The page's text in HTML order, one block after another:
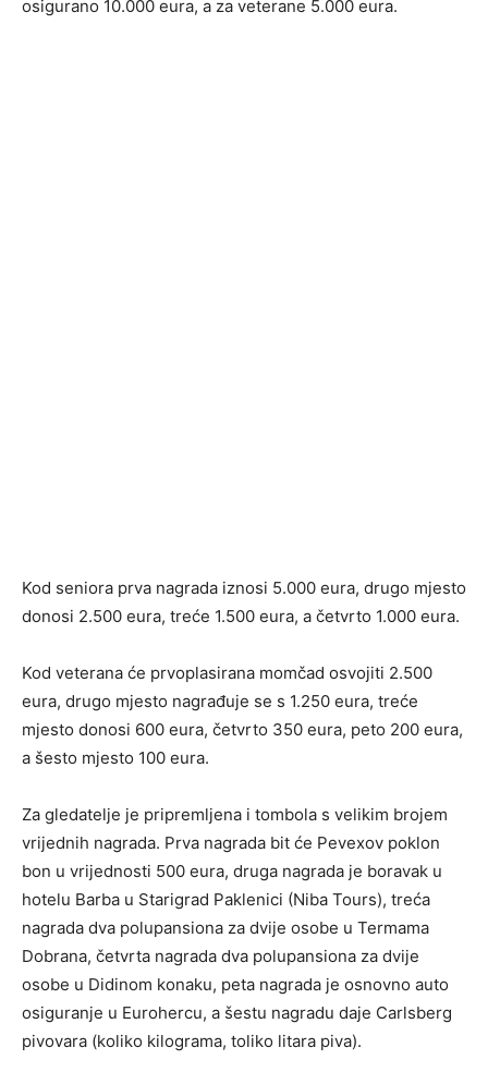
osigurano 10.000 eura, a za veterane 5.000 eura.
Kod seniora prva nagrada iznosi 5.000 eura, drugo mjesto
donosi 2.500 eura, treće 1.500 eura, a četvrto 1.000 eura.
Kod veterana će prvoplasirana momčad osvojiti 2.500
eura, drugo mjesto nagrađuje se s 1.250 eura, treće
mjesto donosi 600 eura, četvrto 350 eura, peto 200 eura,
a šesto mjesto 100 eura.
Za gledatelje je pripremljena i tombola s velikim brojem
vrijednih nagrada. Prva nagrada bit će Pevexov poklon
bon u vrijednosti 500 eura, druga nagrada je boravak u
hotelu Barba u Starigrad Paklenici (Niba Tours), treća
nagrada dva polupansiona za dvije osobe u Termama
Dobrana, četvrta nagrada dva polupansiona za dvije
osobe u Didinom konaku, peta nagrada je osnovno auto
osiguranje u Eurohercu, a šestu nagradu daje Carlsberg
pivovara (koliko kilograma, toliko litara piva).